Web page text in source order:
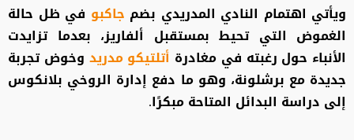
ويأتي اهتمام النادي المدريدي بضم جاكبو في ظل حالة
الغموض التي تحيط بمستقبل ألفاريز، بعدما تزايدت
الأنباء حول رغبته في مغادرة أتلتيكو مدريد وخوض تجربة
جديدة مع برشلونة، وهو ما دفع إدارة الروخي بلانكوس
إلى دراسة البدائل المتاحة مبكرًا.